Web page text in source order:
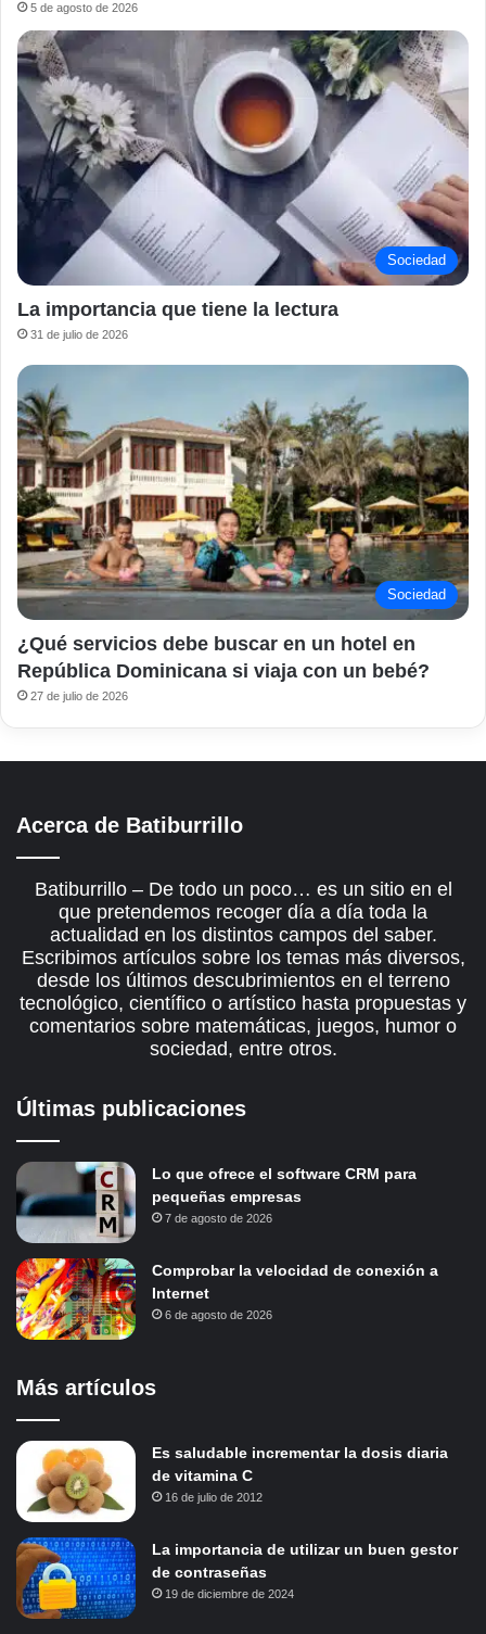
5 de agosto de 2026
Sociedad
La importancia que tiene la lectura
31 de julio de 2026
Sociedad
¿Qué servicios debe buscar en un hotel en
República Dominicana si viaja con un bebé?
27 de julio de 2026
Acerca de Batiburrillo
Batiburrillo – De todo un poco… es un sitio en el
que pretendemos recoger día a día toda la
actualidad en los distintos campos del saber.
Escribimos artículos sobre los temas más diversos,
desde los últimos descubrimientos en el terreno
tecnológico, científico o artístico hasta propuestas y
comentarios sobre matemáticas, juegos, humor o
sociedad, entre otros.
Últimas publicaciones
Lo que ofrece el software CRM para
pequeñas empresas
7 de agosto de 2026
Comprobar la velocidad de conexión a
Internet
6 de agosto de 2026
Más artículos
Es saludable incrementar la dosis diaria
de vitamina C
16 de julio de 2012
La importancia de utilizar un buen gestor
de contraseñas
19 de diciembre de 2024